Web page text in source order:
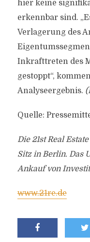
hier keine
erkennbar sind.
Verlagerung des
Inkrafttreten des
gestoppt“,
Analyseergebnis.
Quelle:
Die 21st Real
Sitz in Berlin. Das
Ankauf von
www.21re.de